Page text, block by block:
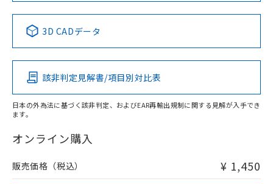
Pb Hg Cd Cr(VI)
O
在庫等で未対応品が混在する可能性があります。
問い合わせください。
No No No No
この製品の規格認証/適合状況ページへ
その他の認証はこちらのページからご検索ください
3D CADデータ
該非判定見解書/項目別対比表
日本の外為法に基づく該非判定、およびEAR再輸出規制に関する見解が入手でき
ます。
オンライン購入
販売価格（税込） ¥ 1,450